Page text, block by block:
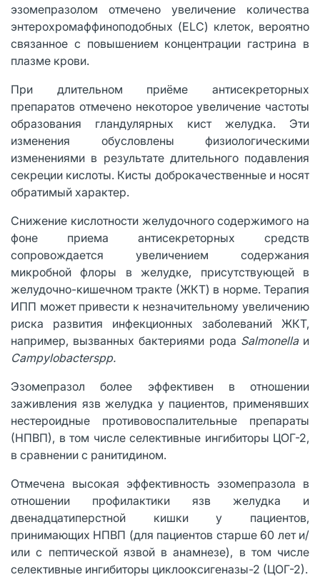
эзомепразолом отмечено увеличение количества
энтерохромаффиноподобных (ELC) клеток, вероятно
связанное с повышением концентрации гастрина в
плазме крови.
При длительном приёме антисекреторных
препаратов отмечено некоторое увеличение частоты
образования гландулярных кист желудка. Эти
изменения обусловлены физиологическими
изменениями в результате длительного подавления
секреции кислоты. Кисты доброкачественные и носят
обратимый характер.
Снижение кислотности желудочного содержимого на
фоне приема антисекреторных средств
сопровождается увеличением содержания
микробной флоры в желудке, присутствующей в
желудочно-кишечном тракте (ЖКТ) в норме. Терапия
ИПП может привести к незначительному увеличению
риска развития инфекционных заболеваний ЖКТ,
например, вызванных бактериями рода Salmonellaи
Campylobacterspp.
Эзомепразол более эффективен в отношении
заживления язв желудка у пациентов, применявших
нестероидные противовоспалительные препараты
(НПВП), в том числе селективные ингибиторы ЦОГ-2,
в сравнении с ранитидином.
Отмечена высокая эффективность эзомепразола в
отношении профилактики язв желудка и
двенадцатиперстной кишки у пациентов,
принимающих НПВП (для пациентов старше 60 лет и/
или с пептической язвой в анамнезе), в том числе
селективные ингибиторы циклооксигеназы-2 (ЦОГ-2).